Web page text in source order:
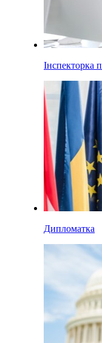
Інспекторка
Дипломатка